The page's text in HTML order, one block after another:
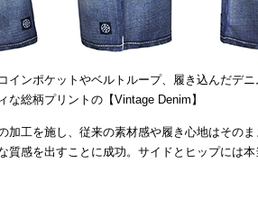
インポケットやベルトループ、履き込んだデ
な総柄プリントの【Vintage Denim】
加工を施し、従来の素材感や履き心地はそのま
質感を出すことに成功。サイドとヒップには